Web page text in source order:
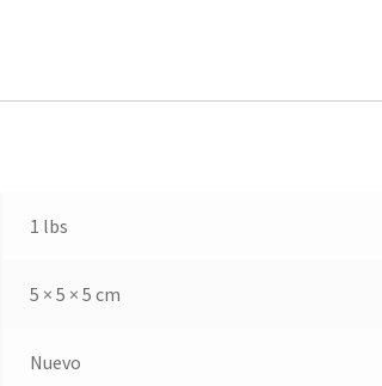
1 lbs
5 × 5 × 5 cm
Nuevo